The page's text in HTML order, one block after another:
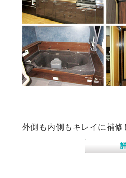
外側も内側もキレイに補修